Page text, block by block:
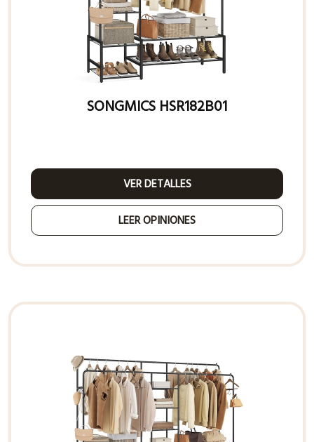
SONGMICS HSR182B01
VER DETALLES
LEER OPINIONES